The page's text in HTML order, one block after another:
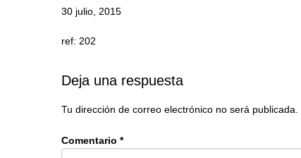
30 julio, 2015
ref: 202
Deja una respuesta
Tu dirección de correo electrónico no será publicada.
Comentario *